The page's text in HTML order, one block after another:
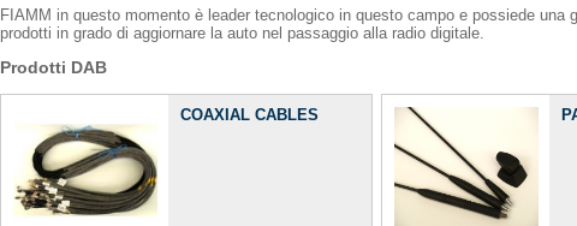
FIAMM in questo momento è leader tecnologico in questo campo e possiede una
prodotti in grado di aggiornare la auto nel passaggio alla radio digitale.
Prodotti DAB
COAXIAL CABLES